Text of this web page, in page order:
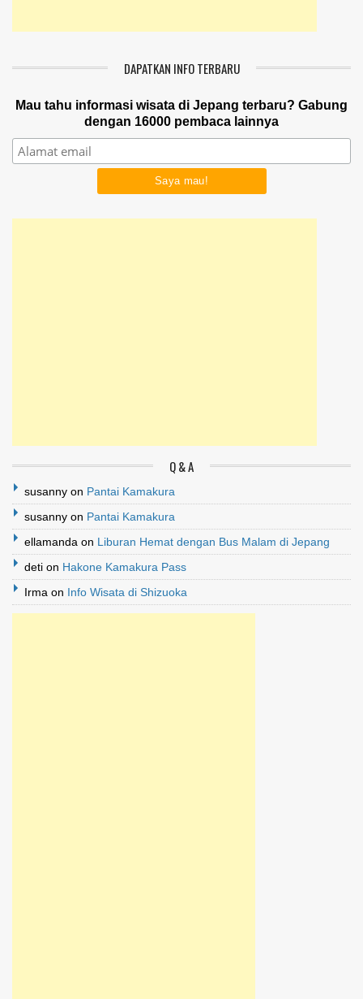
DAPATKAN INFO TERBARU
Mau tahu informasi wisata di Jepang terbaru? Gabung
dengan 16000 pembaca lainnya
Q & A
susanny on Pantai Kamakura
susanny on Pantai Kamakura
ellamanda on Liburan Hemat dengan Bus Malam di Jepang
deti on Hakone Kamakura Pass
Irma on Info Wisata di Shizuoka